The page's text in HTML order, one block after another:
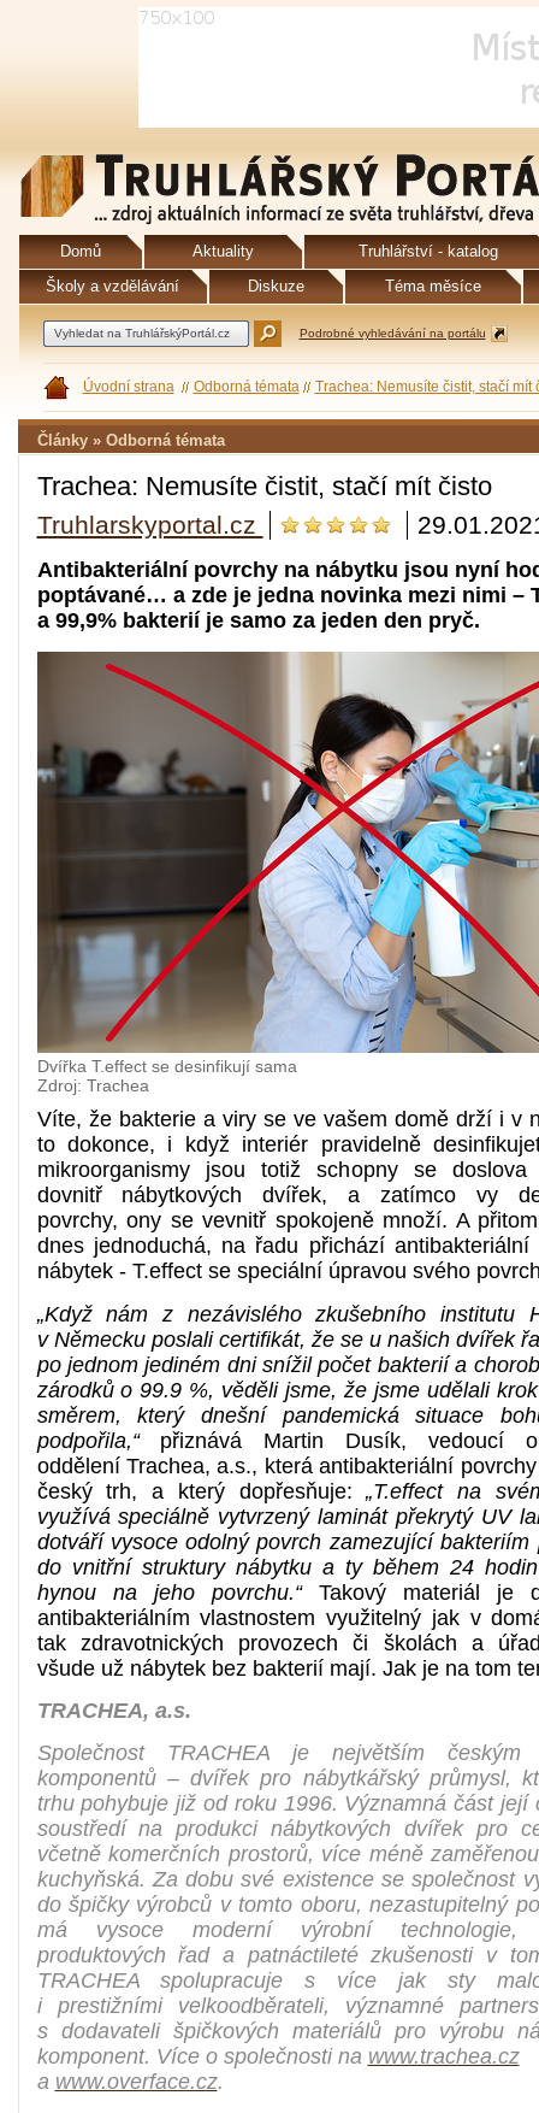
Domů Aktuality
Truhlářství - katalog
Školy a vzdělávání
Diskuze Téma měsíce
Podrobné vyhledávání na portálu
Úvodní strana Odborná témata Trachea: Nemusíte čistit, stačí mít
Články » Odborná témata
Trachea: Nemusíte čistit, stačí mít čisto
Truhlarskyportal.cz
Antibakteriální povrchy na nábytku jsou nyní
poptávané… a zde je jedna novinka mezi nimi –
a 99,9% bakterií je samo za jeden den pryč.
Dvířka T.effect se desinfikují sama
Zdroj: Trachea
Víte, že bakterie a viry se ve vašem domě drží i v
to dokonce, i když interiér pravidelně
mikroorganismy jsou totiž schopny se doslova
dovnitř nábytkových dvířek, a zatímco vy
povrchy, ony se vevnitř spokojeně množí. A
dnes jednoduchá, na řadu přichází antibakteriální
nábytek - T.effect se speciální úpravou svého
„Když nám z nezávislého zkušebního institutu
v Německu poslali certifikát, že se u našich dvířek
po jednom jediném dni snížil počet bakterií a
zárodků o 99.9 %, věděli jsme, že jsme udělali
směrem, který dnešní pandemická situace
podpořila,“přiznává
Martin Dusík, vedoucí
oddělení Trachea, a.s., která antibakteriální
český trh, a který dopřesňuje:„T.effect na
využívá speciálně vytvrzený laminát překrytý UV
dotváří vysoce odolný povrch zamezující bakteriím
do vnitřní struktury nábytku a ty během 24
hynou na jeho povrchu.“Takový materiál je
antibakteriálním vlastnostem využitelný jak v
tak zdravotnických provozech či školách a
všude už nábytek bez bakterií mají. Jak je na tom
TRACHEA, a.s.
Společnost TRACHEA je největším českým
komponentů – dvířek pro nábytkářský průmysl,
trhu pohybuje již od roku 1996. Významná část její
soustředí na produkci nábytkových dvířek pro
včetně komerčních prostorů, více méně
kuchyňská. Za dobu své existence se společnost
do špičky výrobců v tomto oboru, nezastupitelný
má vysoce moderní výrobní technologie,
produktových řad a patnáctileté zkušenosti v
TRACHEA spolupracuje s více jak sty
i prestižními velkoodběrateli, významné
s dodavateli špičkových materiálů pro výrobu
komponent. Více o společnosti na www.trachea.cz
a www.overface.cz.